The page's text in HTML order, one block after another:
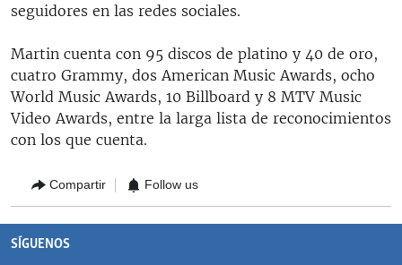
seguidores en las redes sociales.
Martin cuenta con 95 discos de platino y 40 de oro,
cuatro Grammy, dos American Music Awards, ocho
World Music Awards, 10 Billboard y 8 MTV Music
Video Awards, entre la larga lista de reconocimientos
con los que cuenta.
Compartir Follow us
SÍGUENOS